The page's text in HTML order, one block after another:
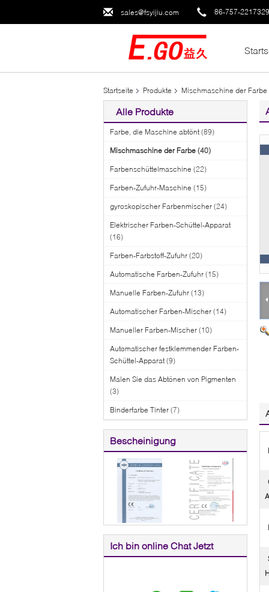
sales@fsyijiu.com 86-757-
Startseite Produkte Mischmaschine der Farbe
Alle Produkte
Farbe, die Maschine abtönt (89)
Mischmaschine der Farbe (40)
Farbenschüttelmaschine (22)
Farben-Zufuhr-Maschine (15)
gyroskopischer Farbenmischer (24)
Elektrischer Farben-Schüttel-Apparat
(16)
Farben-Farbstoff-Zufuhr (20)
Automatische Farben-Zufuhr (15)
Manuelle Farben-Zufuhr (13)
Automatischer Farben-Mischer (14)
Manueller Farben-Mischer (10)
Automatischer festklemmender Farben-
Schüttel-Apparat (9)
Malen Sie das Abtönen von Pigmenten
(3)
Binderfarbe Tinter (7)
Bescheinigung
Ich bin online Chat Jetzt